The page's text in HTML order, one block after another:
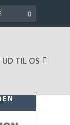
UD TIL OS